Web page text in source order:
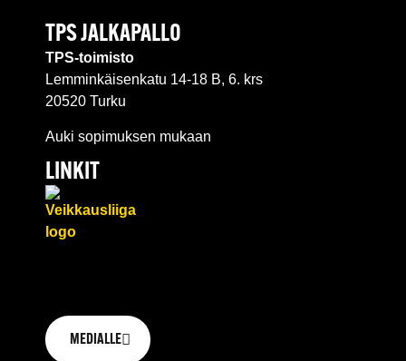
TPS JALKAPALLO
TPS-toimisto
Lemminkäisenkatu 14-18 B, 6. krs
20520 Turku
Auki sopimuksen mukaan
LINKIT
MEDIALLE